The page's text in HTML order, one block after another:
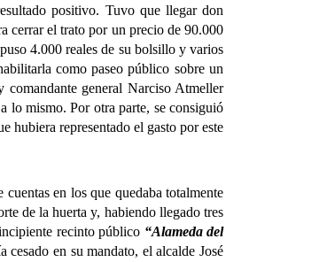
positivo. Tuvo que llegar don
cerrar el trato por un precio de 90.000
4.000 reales de su bolsillo y varios
como paseo público sobre un
general Narciso Atmeller
lo mismo. Por otra parte, se consiguió
hubiera representado el gasto por este
en los que quedaba totalmente
de la huerta y, habiendo llegado tres
recinto público “Alameda del
en su mandato, el alcalde José